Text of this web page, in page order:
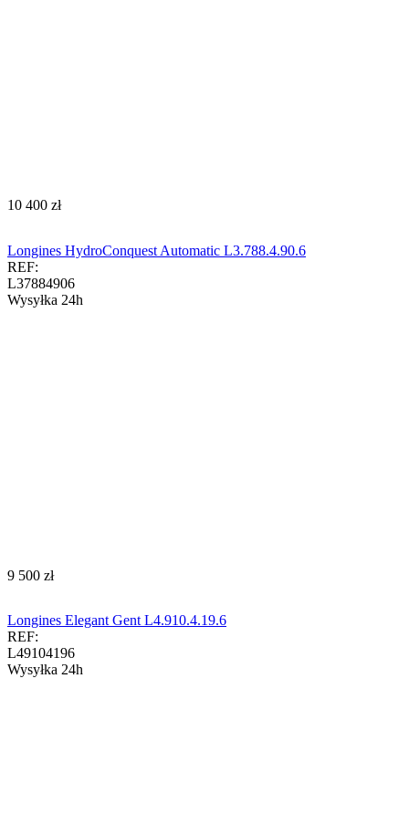
‍10 400‍ zł
Longines HydroConquest Automatic L3.788.4.90.6
REF:
L37884906
Wysyłka 24h
‍9 500‍ zł
Longines Elegant Gent L4.910.4.19.6
REF:
L49104196
Wysyłka 24h